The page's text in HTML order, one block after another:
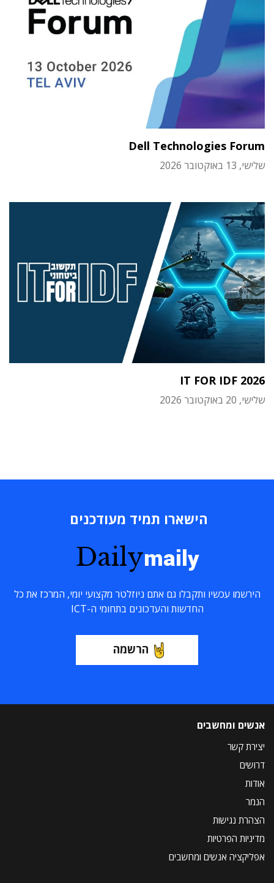
Dell Technologies Forum
שלישי, 13 באוקטובר 2026
IT FOR IDF 2026
שלישי, 20 באוקטובר 2026
הישארו תמיד מעודכנים
Dailymaily
הירשמו עכשיו ותקבלו גם אתם ניוזלטר מקצועי יומי, המרכז את כל
החדשות והעדכונים בתחומי ה-ICT
הרשמה
אנשים ומחשבים
יצירת קשר
דרושים
אודות
הנמר
הצהרת נגישות
מדיניות הפרטיות
אפליקציה אנשים ומחשבים